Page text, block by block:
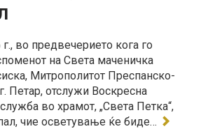
во предвечерието кога го
на Света маченичка
Митрополитот Преспанско-
Петар, отслужи Воскресна
во храмот, „Света Петка“,
чие осветување ќе биде…